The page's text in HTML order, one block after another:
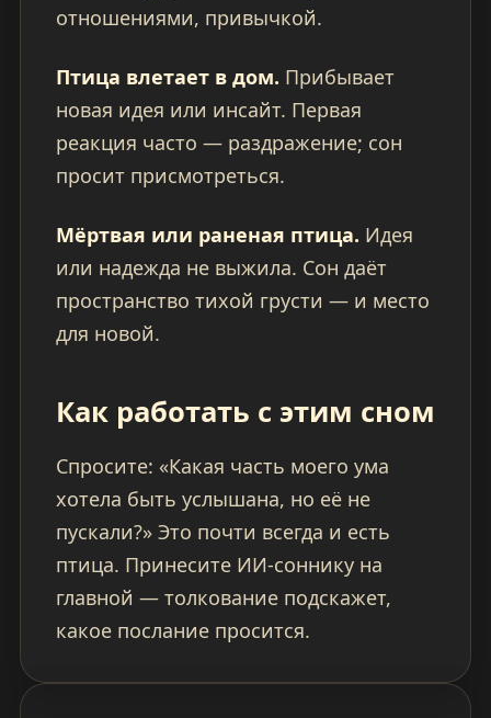
отношениями, привычкой.
Птица влетает в дом. Прибывает
новая идея или инсайт. Первая
реакция часто — раздражение; сон
просит присмотреться.
Мёртвая или раненая птица. Идея
или надежда не выжила. Сон даёт
пространство тихой грусти — и место
для новой.
Как работать с этим сном
Спросите: «Какая часть моего ума
хотела быть услышана, но её не
пускали?» Это почти всегда и есть
птица. Принесите ИИ-соннику на
главной — толкование подскажет,
какое послание просится.